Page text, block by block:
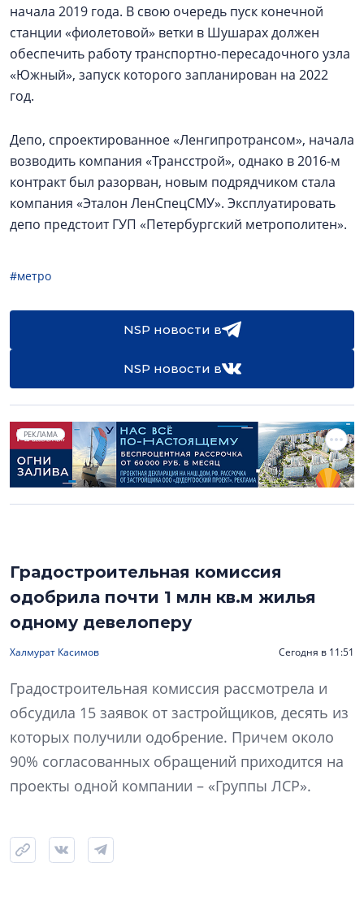
начала 2019 года. В свою очередь пуск конечной
станции «фиолетовой» ветки в Шушарах должен
обеспечить работу транспортно-пересадочного узла
«Южный», запуск которого запланирован на 2022
год.
Депо, спроектированное «Ленгипротрансом», начала
возводить компания «Трансстрой», однако в 2016-м
контракт был разорван, новым подрядчиком стала
компания «Эталон ЛенСпецСМУ». Эксплуатировать
депо предстоит ГУП «Петербургский метрополитен».
#метро
NSP новости в
NSP новости в
РЕКЛАМА
Градостроительная комиссия
одобрила почти 1 млн кв.м жилья
одному девелоперу
Халмурат Касимов Сегодня в 11:51
Градостроительная комиссия рассмотрела и
обсудила 15 заявок от застройщиков, десять из
которых получили одобрение. Причем около
90% согласованных обращений приходится на
проекты одной компании – «Группы ЛСР».